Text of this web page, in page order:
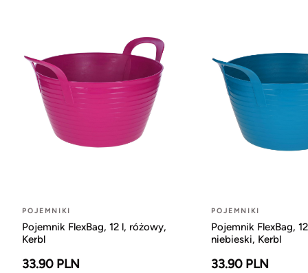
POJEMNIKI
Pojemnik FlexBag, 12 l, różowy,
Kerbl
33.90 PLN
POJEMNIKI
Pojemnik FlexBag,
niebieski, Kerbl
33.90 PLN